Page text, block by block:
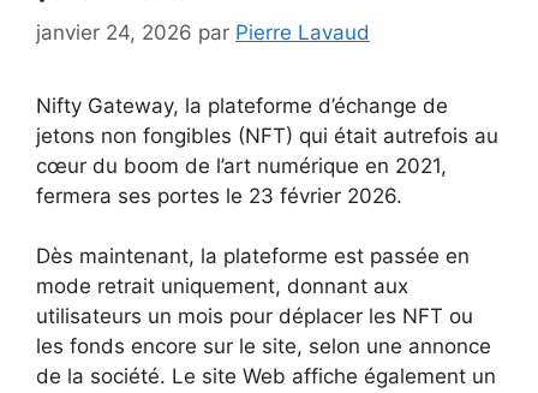
janvier 24, 2026 par Pierre Lavaud
Nifty Gateway, la plateforme d’échange de
jetons non fongibles (NFT) qui était autrefois au
cœur du boom de l’art numérique en 2021,
fermera ses portes le 23 février 2026.
Dès maintenant, la plateforme est passée en
mode retrait uniquement, donnant aux
utilisateurs un mois pour déplacer les NFT ou
les fonds encore sur le site, selon une annonce
de la société. Le site Web affiche également un